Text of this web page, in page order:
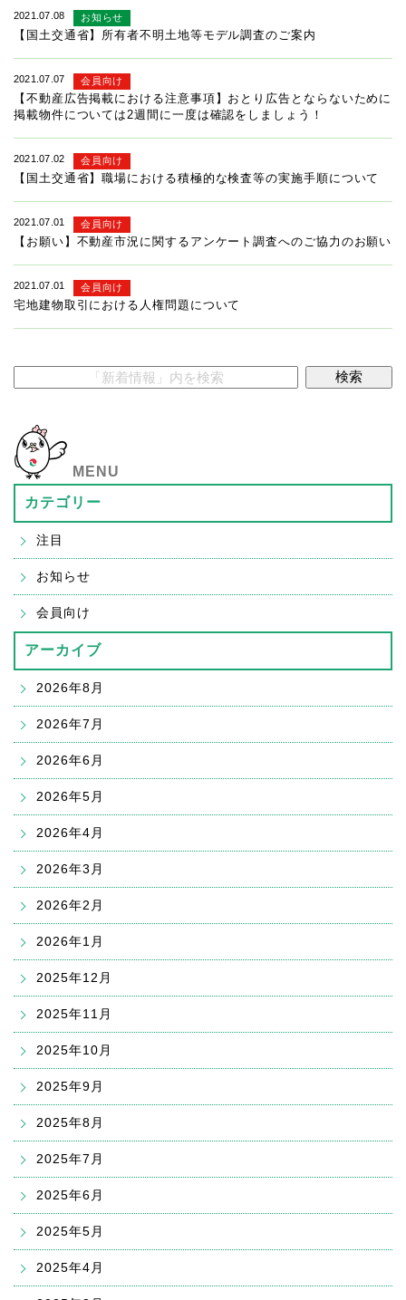
2021.07.08 お知らせ
【国土交通省】所有者不明土地等モデル調査のご案内
2021.07.07 会員向け
【不動産広告掲載における注意事項】おとり広告とならないために
掲載物件については2週間に一度は確認をしましょう！
2021.07.02 会員向け
【国土交通省】職場における積極的な検査等の実施手順について
2021.07.01 会員向け
【お願い】不動産市況に関するアンケート調査へのご協力のお願い
2021.07.01 会員向け
宅地建物取引における人権問題について
MENU
カテゴリー
注目
お知らせ
会員向け
アーカイブ
2026年8月
2026年7月
2026年6月
2026年5月
2026年4月
2026年3月
2026年2月
2026年1月
2025年12月
2025年11月
2025年10月
2025年9月
2025年8月
2025年7月
2025年6月
2025年5月
2025年4月